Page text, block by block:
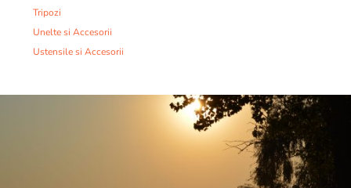
Tripozi
Unelte si Accesorii
Ustensile si Accesorii